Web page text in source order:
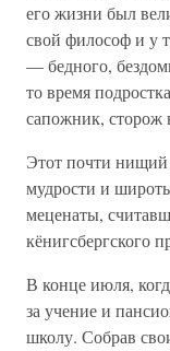
его жизни был
свой философ и у
— бедного,
то время
сапожник, сторож
Этот почти нищий
мудрости и
меценаты,
кёнигсбергского
В конце июля,
за учение и
школу. Собрав